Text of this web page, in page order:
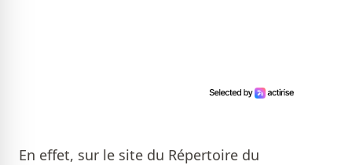
En effet, sur le site du Répertoire du